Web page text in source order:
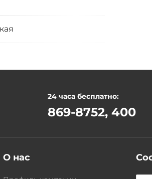
24 часа бесплатно:
869-8752, 400
О нас